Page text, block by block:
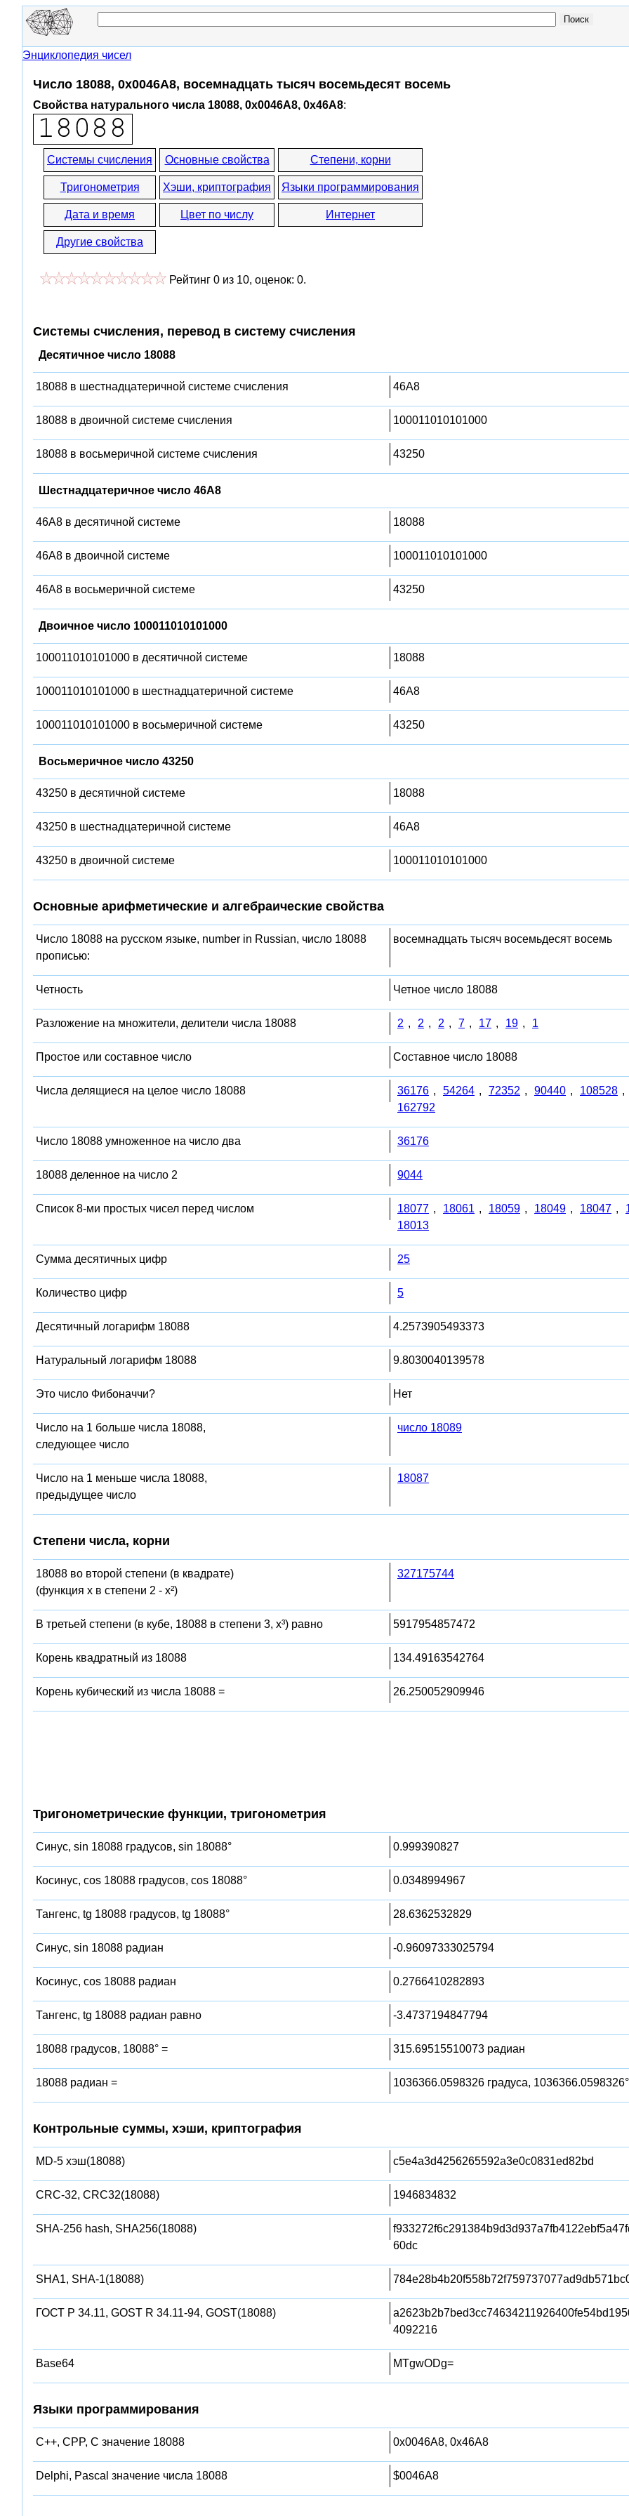
Энциклопедия чисел
Число 18088, 0x0046A8, восемнадцать тысяч восемьдесят восемь
Свойства натурального числа 18088, 0x0046A8, 0x46A8:
Системы счисления Основные свойства Степени, корни
Тригонометрия Хэши, криптография Языки программирования
Дата и время Цвет по числу Интернет
Другие свойства
Рейтинг 0 из 10, оценок: 0.
Системы счисления, перевод в систему счисления
Десятичное число 18088
18088 в шестнадцатеричной системе счисления 46A8
18088 в двоичной системе счисления 100011010101000
18088 в восьмеричной системе счисления 43250
Шестнадцатеричное число 46A8
46A8 в десятичной системе 18088
46A8 в двоичной системе 100011010101000
46A8 в восьмеричной системе 43250
Двоичное число 100011010101000
100011010101000 в десятичной системе 18088
100011010101000 в шестнадцатеричной системе 46A8
100011010101000 в восьмеричной системе 43250
Восьмеричное число 43250
43250 в десятичной системе 18088
43250 в шестнадцатеричной системе 46A8
43250 в двоичной системе 100011010101000
Основные арифметические и алгебраические свойства
Число 18088 на русском языке, number in Russian, число 18088
прописью:
восемнадцать тысяч восемьдесят восемь
Четность Четное число 18088
Разложение на множители, делители числа 18088 2 , 2 , 2 , 7 , 17 , 19 , 1
Простое или составное число Составное число 18088
Числа делящиеся на целое число 18088 36176 , 54264 , 72352 , 90440 , 108528 ,
162792
Число 18088 умноженное на число два 36176
18088 деленное на число 2 9044
Список 8-ми простых чисел перед числом 18077 , 18061 , 18059 , 18049 , 18047 ,
18013
Сумма десятичных цифр 25
Количество цифр 5
Десятичный логарифм 18088 4.2573905493373
Натуральный логарифм 18088 9.8030040139578
Это число Фибоначчи? Нет
Число на 1 больше числа 18088,
следующее число
число 18089
Число на 1 меньше числа 18088,
предыдущее число
18087
Степени числа, корни
18088 во второй степени (в квадрате)
(функция x в степени 2 - x²)
327175744
В третьей степени (в кубе, 18088 в степени 3, x³) равно 5917954857472
Корень квадратный из 18088 134.49163542764
Корень кубический из числа 18088 = 26.250052909946
Тригонометрические функции, тригонометрия
Синус, sin 18088 градусов, sin 18088° 0.999390827
Косинус, cos 18088 градусов, cos 18088° 0.0348994967
Тангенс, tg 18088 градусов, tg 18088° 28.6362532829
Синус, sin 18088 радиан -0.96097333025794
Косинус, cos 18088 радиан 0.2766410282893
Тангенс, tg 18088 радиан равно -3.4737194847794
18088 градусов, 18088° = 315.69515510073 радиан
18088 радиан = 1036366.0598326 градуса, 1036366.0598326°
Контрольные суммы, хэши, криптография
MD-5 хэш(18088) c5e4a3d4256265592a3e0c0831ed82bd
CRC-32, CRC32(18088) 1946834832
SHA-256 hash, SHA256(18088)
60dc
SHA1, SHA-1(18088)
ГОСТ Р 34.11, GOST R 34.11-94, GOST(18088)
4092216
Base64 MTgwODg=
Языки программирования
C++, CPP, C значение 18088 0x0046A8, 0x46A8
Delphi, Pascal значение числа 18088 $0046A8